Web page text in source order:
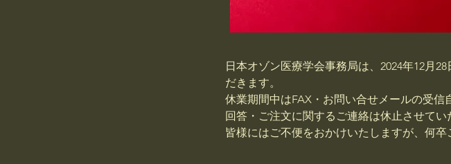
日本オゾン医療学会事務局は、2024年12月
だきます。
休業期間中はFAX・お問い合せメールの受
回答・ご注文に関するご連絡は休止させてい
皆様にはご不便をおかけいたしますが、何卒